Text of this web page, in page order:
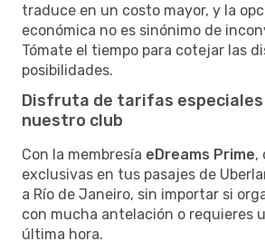
traduce en un costo mayor, y la
económica no es sinónimo de
Tómate el tiempo para cotejar las
posibilidades.
Disfruta de tarifas
nuestro club
Con la membresía eDreams Prime,
exclusivas en tus pasajes de
a Río de Janeiro, sin importar si
con mucha antelación o requieres
última hora.